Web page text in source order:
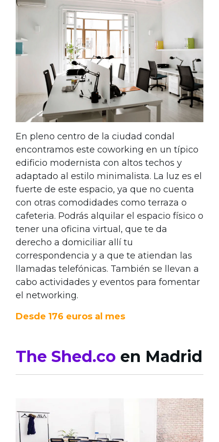
En pleno centro de la ciudad condal
encontramos este coworking en un típico
edificio modernista con altos techos y
adaptado al estilo minimalista. La luz es el
fuerte de este espacio, ya que no cuenta
con otras comodidades como terraza o
cafeteria. Podrás alquilar el espacio físico o
tener una oficina virtual, que te da
derecho a domiciliar allí tu
correspondencia y a que te atiendan las
llamadas telefónicas. También se llevan a
cabo actividades y eventos para fomentar
el networking.
Desde 176 euros al mes
The Shed.co en Madrid